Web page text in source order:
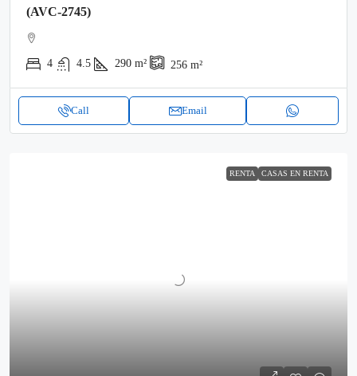
(AVC-2745)
4 4.5 290 m² 256 m²
Call Email
RENTA CASAS EN RENTA